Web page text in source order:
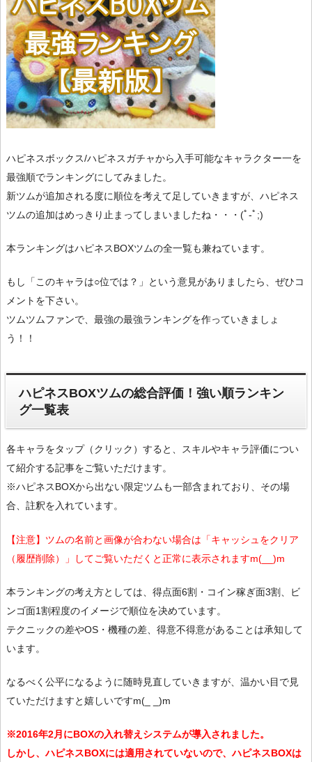
ハピネスボックス/ハピネスガチャから入手可能なキャラクター一を
最強順でランキングにしてみました。
新ツムが追加される度に順位を考えて足していきますが、ハピネス
ツムの追加はめっきり止まってしまいましたね・・・(ﾟ-ﾟ;)
本ランキングはハピネスBOXツムの全一覧も兼ねています。
もし「このキャラは○位では？」という意見がありましたら、ぜひコ
メントを下さい。
ツムツムファンで、最強の最強ランキングを作っていきましょ
う！！
ハピネスBOXツムの総合評価！強い順ランキン
グ一覧表
各キャラをタップ（クリック）すると、スキルやキャラ評価につい
て紹介する記事をご覧いただけます。
※ハピネスBOXから出ない限定ツムも一部含まれており、その場
合、註釈を入れています。
【注意】ツムの名前と画像が合わない場合は「キャッシュをクリア
（履歴削除）」してご覧いただくと正常に表示されますm(__)m
本ランキングの考え方としては、得点面6割・コイン稼ぎ面3割、ビ
ンゴ面1割程度のイメージで順位を决めています。
テクニックの差やOS・機種の差、得意不得意があることは承知して
います。
なるべく公平になるように随時見直していきますが、温かい目で見
ていただけますと嬉しいですm(_ _)m
※2016年2月にBOXの入れ替えシステムが導入されました。
しかし、ハピネスBOXには適用されていないので、ハピネスBOXは